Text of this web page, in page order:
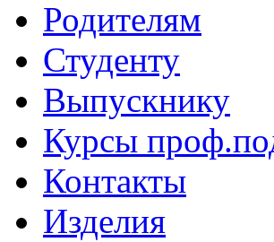
Родителям
Студенту
Выпускнику
Курсы
Контакты
Изделия